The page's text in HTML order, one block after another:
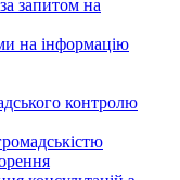
запитом на
на інформацію
контролю